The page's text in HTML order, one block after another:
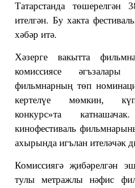
Татарстанда төшерелгән
ителгән. Бу хакта
хәбәр итә.
Хәзерге вакытта
комиссиясе
фильмнарның төп
кертелүе мөмкин,
конкурс»та
кинофестиваль
ахырында игълан ителәчәк
Комиссиягә җибәрелгән
тулы метражлы нәфис